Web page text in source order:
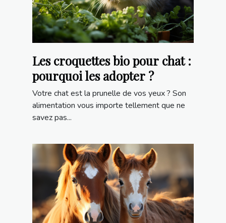
Les croquettes bio pour chat :
pourquoi les adopter ?
Votre chat est la prunelle de vos yeux ? Son
alimentation vous importe tellement que ne
savez pas...